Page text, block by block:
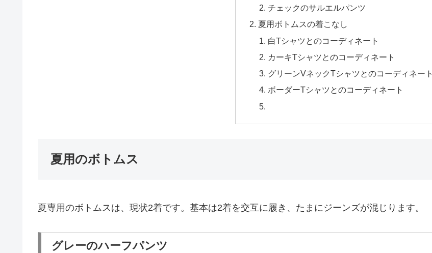
チェックのサルエルパンツ
夏用ボトムスの着こなし
白Tシャツとのコーディネート
カーキTシャツとのコーディネート
グリーンVネックTシャツとのコーディネート
ボーダーTシャツとのコーディネート
夏用のボトムス
夏専用のボトムスは、現状2着です。基本は2着を交互に履き、たまにジーンズが混じります。
グレーのハーフパンツ